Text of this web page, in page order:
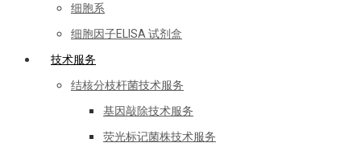
细胞系
细胞因子ELISA 试剂盒
技术服务
结核分枝杆菌技术服务
基因敲除技术服务
荧光标记菌株技术服务